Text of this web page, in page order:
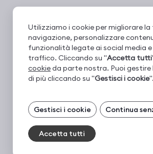
© 2001–2026
Utilizziamo i cookie per migliorare la
navigazione, personalizzare
funzionalità legate ai social media
traffico. Cliccando su "Accetta tutti
cookieda parte nostra. Puoi
di più cliccando su "Gestisci i cookie".
Gestisci i tuoi cookie
I cookie necessari sono sempre
Gestisci i cookie Continua
Accetta tutti